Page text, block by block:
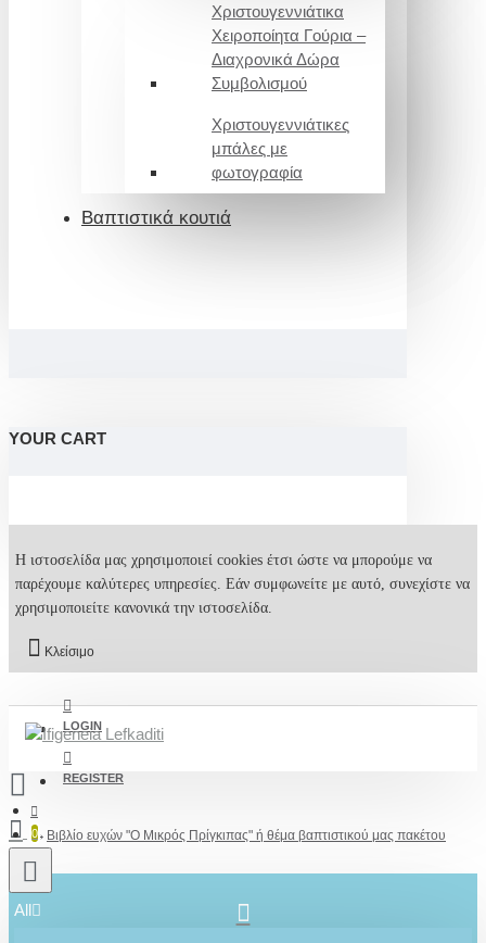
Χριστουγεννιάτικα
Χειροποίητα Γούρια –
Διαχρονικά Δώρα
Συμβολισμού
Χριστουγεννιάτικες
μπάλες με
φωτογραφία
Βαπτιστικά κουτιά
YOUR CART
Η ιστοσελίδα μας χρησιμοποιεί cookies έτσι ώστε να μπορούμε να
παρέχουμε καλύτερες υπηρεσίες. Εάν συμφωνείτε με αυτό, συνεχίστε να
χρησιμοποιείτε κανονικά την ιστοσελίδα.
Κλείσιμο
LOGIN
REGISTER
0
All
Βιβλίο ευχών "Ο Μικρός Πρίγκιπας" ή θέμα βαπτιστικού μας πακέτου